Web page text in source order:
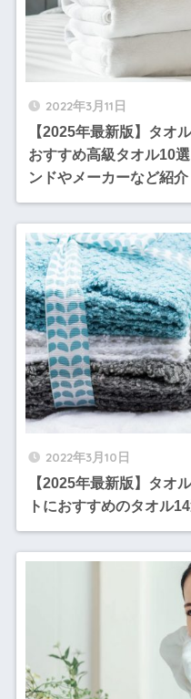
2022年3月11日
【2025年最新版】タオ
おすすめ高級タオル10
ンドやメーカーなど紹介
2022年3月10日
【2025年最新版】タオ
トにおすすめのタオル